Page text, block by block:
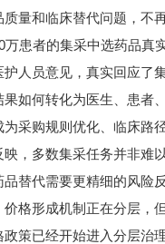
和临床替代问题，不再
万患者的集采中选药品真
人员意见，真实回应了
何转化为医生、患者、
采购规则优化、临床路
多数集采任务并非难以
替代需要更精细的风险
格形成机制正在分层，
已经开始进入分层治理